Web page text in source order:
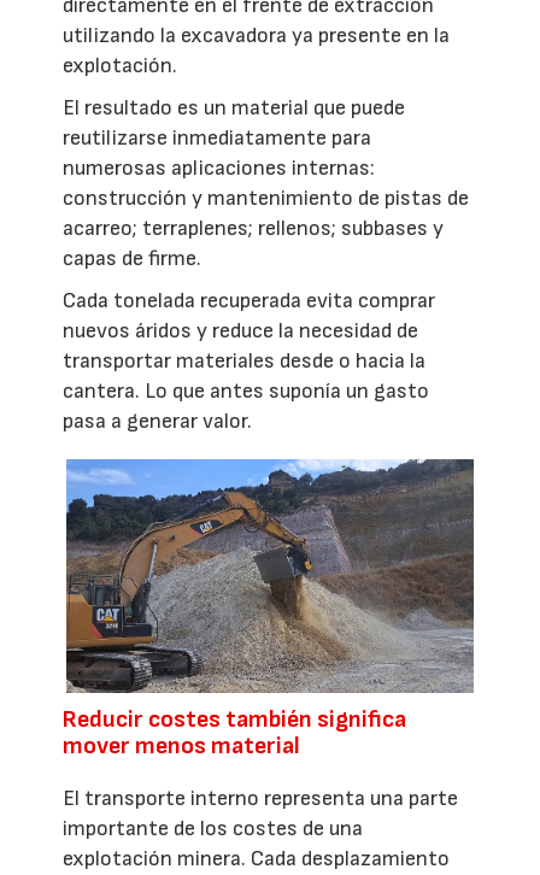
directamente en el frente de extracción
utilizando la excavadora ya presente en la
explotación.
El resultado es un material que puede
reutilizarse inmediatamente para
numerosas aplicaciones internas:
construcción y mantenimiento de pistas de
acarreo; terraplenes; rellenos; subbases y
capas de firme.
Cada tonelada recuperada evita comprar
nuevos áridos y reduce la necesidad de
transportar materiales desde o hacia la
cantera. Lo que antes suponía un gasto
pasa a generar valor.
Reducir costes también significa
mover menos material
El transporte interno representa una parte
importante de los costes de una
explotación minera. Cada desplazamiento